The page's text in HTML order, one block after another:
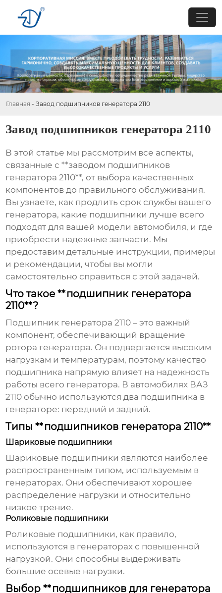
Главная - Завод подшипников генератора 2110
Завод подшипников генератора 2110
В этой статье мы рассмотрим все аспекты,
связанные с **заводом подшипников
генератора 2110**, от выбора качественных
компонентов до правильного обслуживания.
Вы узнаете, как продлить срок службы вашего
генератора, какие подшипники лучше всего
подходят для вашей модели автомобиля, и где
приобрести надежные запчасти. Мы
предоставим детальные инструкции, примеры
и рекомендации, чтобы вы могли
самостоятельно справиться с этой задачей.
Что такое **подшипник генератора
2110**?
Подшипник генератора 2110 – это важный
компонент, обеспечивающий вращение
ротора генератора. Он подвергается высоким
нагрузкам и температурам, поэтому качество
подшипника напрямую влияет на надежность
работы всего генератора. В автомобилях ВАЗ
2110 обычно используются два подшипника в
генераторе: передний и задний.
Типы **подшипников генератора 2110**
Шариковые подшипники
Шариковые подшипники являются наиболее
распространенным типом, используемым в
генераторах. Они обеспечивают хорошее
распределение нагрузки и относительно
низкое трение.
Роликовые подшипники
Роликовые подшипники, как правило,
используются в генераторах с повышенной
нагрузкой. Они способны выдерживать
большие осевые нагрузки.
Выбор **подшипников для генератора